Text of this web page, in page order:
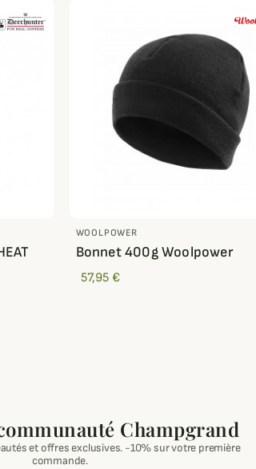
WOOLPOWER
Bonnet 400g Woolpower
57,95 €
Champgrand
et offres exclusives. -10% sur votre première
commande.